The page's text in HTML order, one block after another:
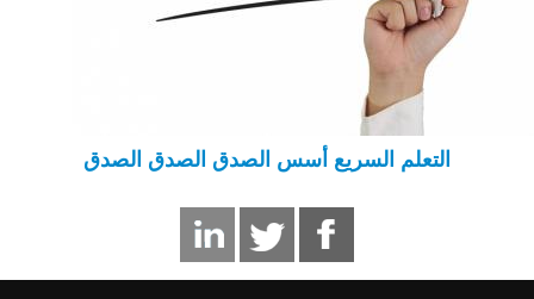
التعلم السريع أسس الصدق الصدق الصدق